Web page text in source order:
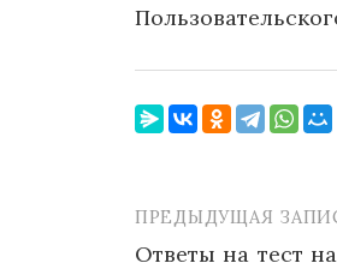
Навигация
ПРЕДЫДУЩАЯ
Ответы на тест